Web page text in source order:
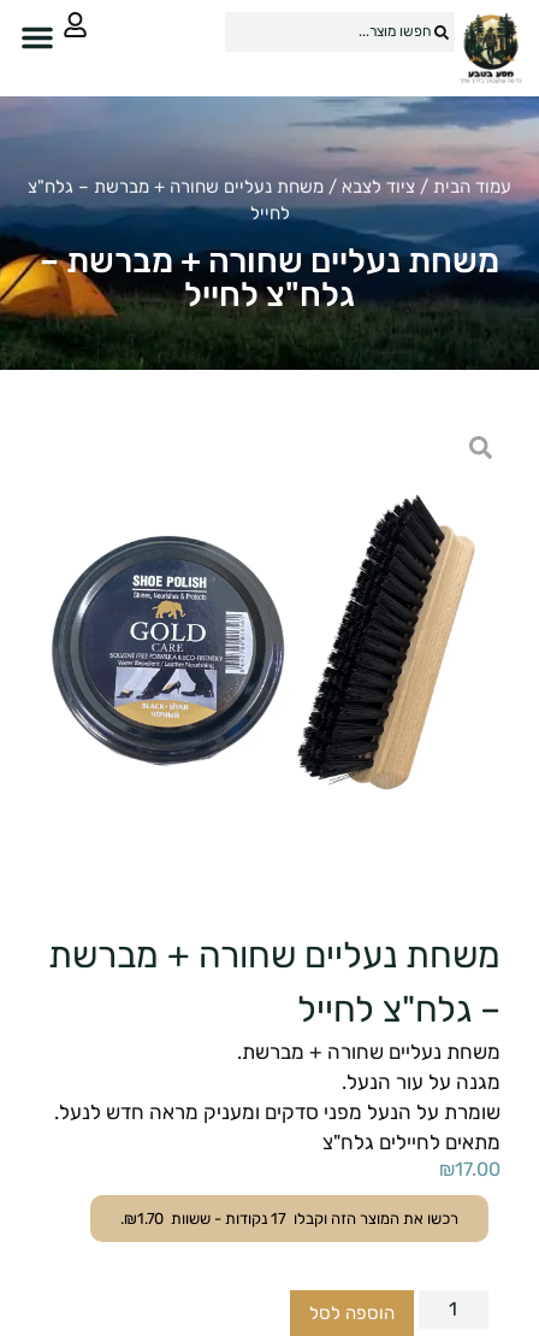
הבית /ציוד לצבא/ משחת נעליים שחורה + מברשת – גלח"צ
לחייל
משחת נעליים שחורה + מברשת –
גלח"צ לחייל
משחת נעליים שחורה + מברשת
– גלח"צ לחייל
משחת נעליים שחורה + מברשת.
מגנה על עור הנעל.
שומרת על הנעל מפני סדקים ומעניק מראה חדש לנעל.
מתאים לחיילים גלח"צ
₪17.00
רכשו את המוצר הזה וקבלו17נקודות - ששוות ₪1.70
.
הוספה לסל